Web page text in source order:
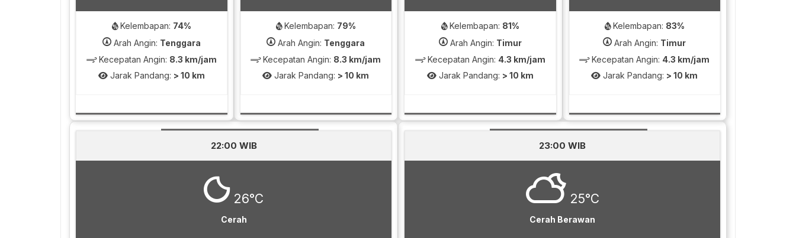
Kelembapan: 74%
Arah Angin: Tenggara
Kecepatan Angin: 8.3 km/jam
Jarak Pandang: > 10 km
Kelembapan: 79%
Arah Angin: Tenggara
Kecepatan Angin: 8.3 km/jam
Jarak Pandang: > 10 km
Kelembapan: 81%
Arah Angin: Timur
Kecepatan Angin: 4.3 km/jam
Jarak Pandang: > 10 km
Kelembapan: 83%
Arah Angin: Timur
Kecepatan Angin: 4.3 km/jam
Jarak Pandang: > 10 km
22:00 WIB
26°C
Cerah
23:00 WIB
25°C
Cerah Berawan